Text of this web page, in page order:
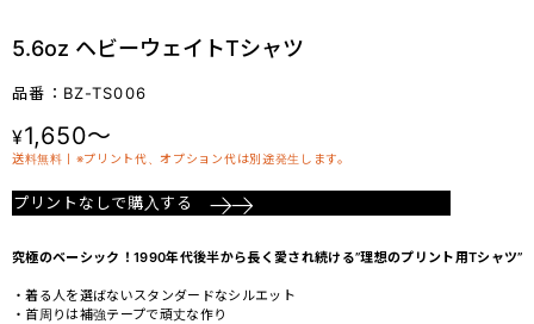
5.6oz ヘビーウェイトTシャツ
品番：BZ-TS006
¥1,650～
送料無料丨※プリント代、オプション代は別途発生します。
プリントなしで購入する
究極のベーシック！1990年代後半から長く愛され続ける”理想のプリント用Tシャツ”
・着る人を選ばないスタンダードなシルエット
・首周りは補強テープで頑丈な作り